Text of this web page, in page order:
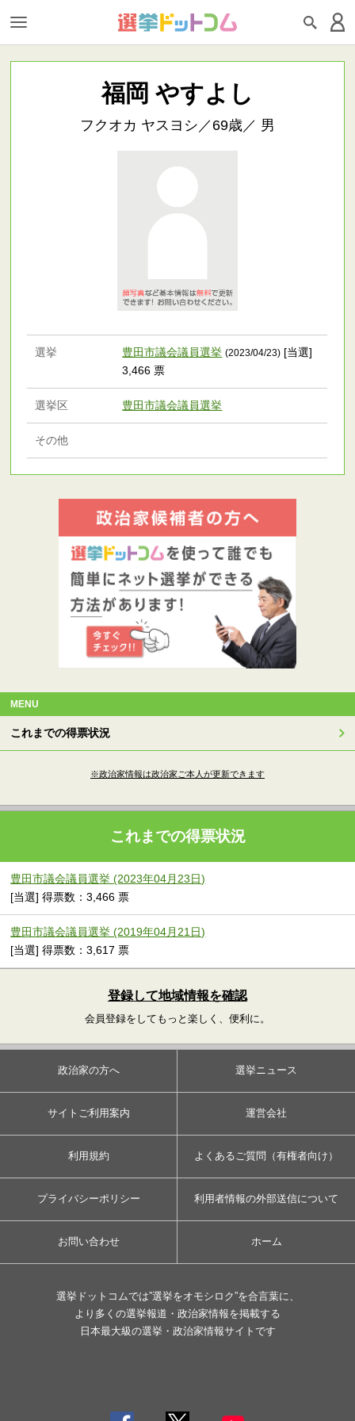
福岡 やすよし
フクオカ ヤスヨシ／69歳／ 男
選挙 豊田市議会議員選挙 (2023/04/23) [当選]
3,466 票
選挙区 豊田市議会議員選挙
その他
MENU
これまでの得票状況
※政治家情報は政治家ご本人が更新できます
これまでの得票状況
豊田市議会議員選挙 (2023年04月23日)
[当選] 得票数：3,466 票
豊田市議会議員選挙 (2019年04月21日)
[当選] 得票数：3,617 票
登録して地域情報を確認
会員登録をしてもっと楽しく、便利に。
政治家の方へ 選挙ニュース
サイトご利用案内 運営会社
利用規約 よくあるご質問（有権者向け）
プライバシーポリシー 利用者情報の外部送信について
お問い合わせ ホーム
選挙ドットコムでは”選挙をオモシロク”を合言葉に、
より多くの選挙報道・政治家情報を掲載する
日本最大級の選挙・政治家情報サイトです